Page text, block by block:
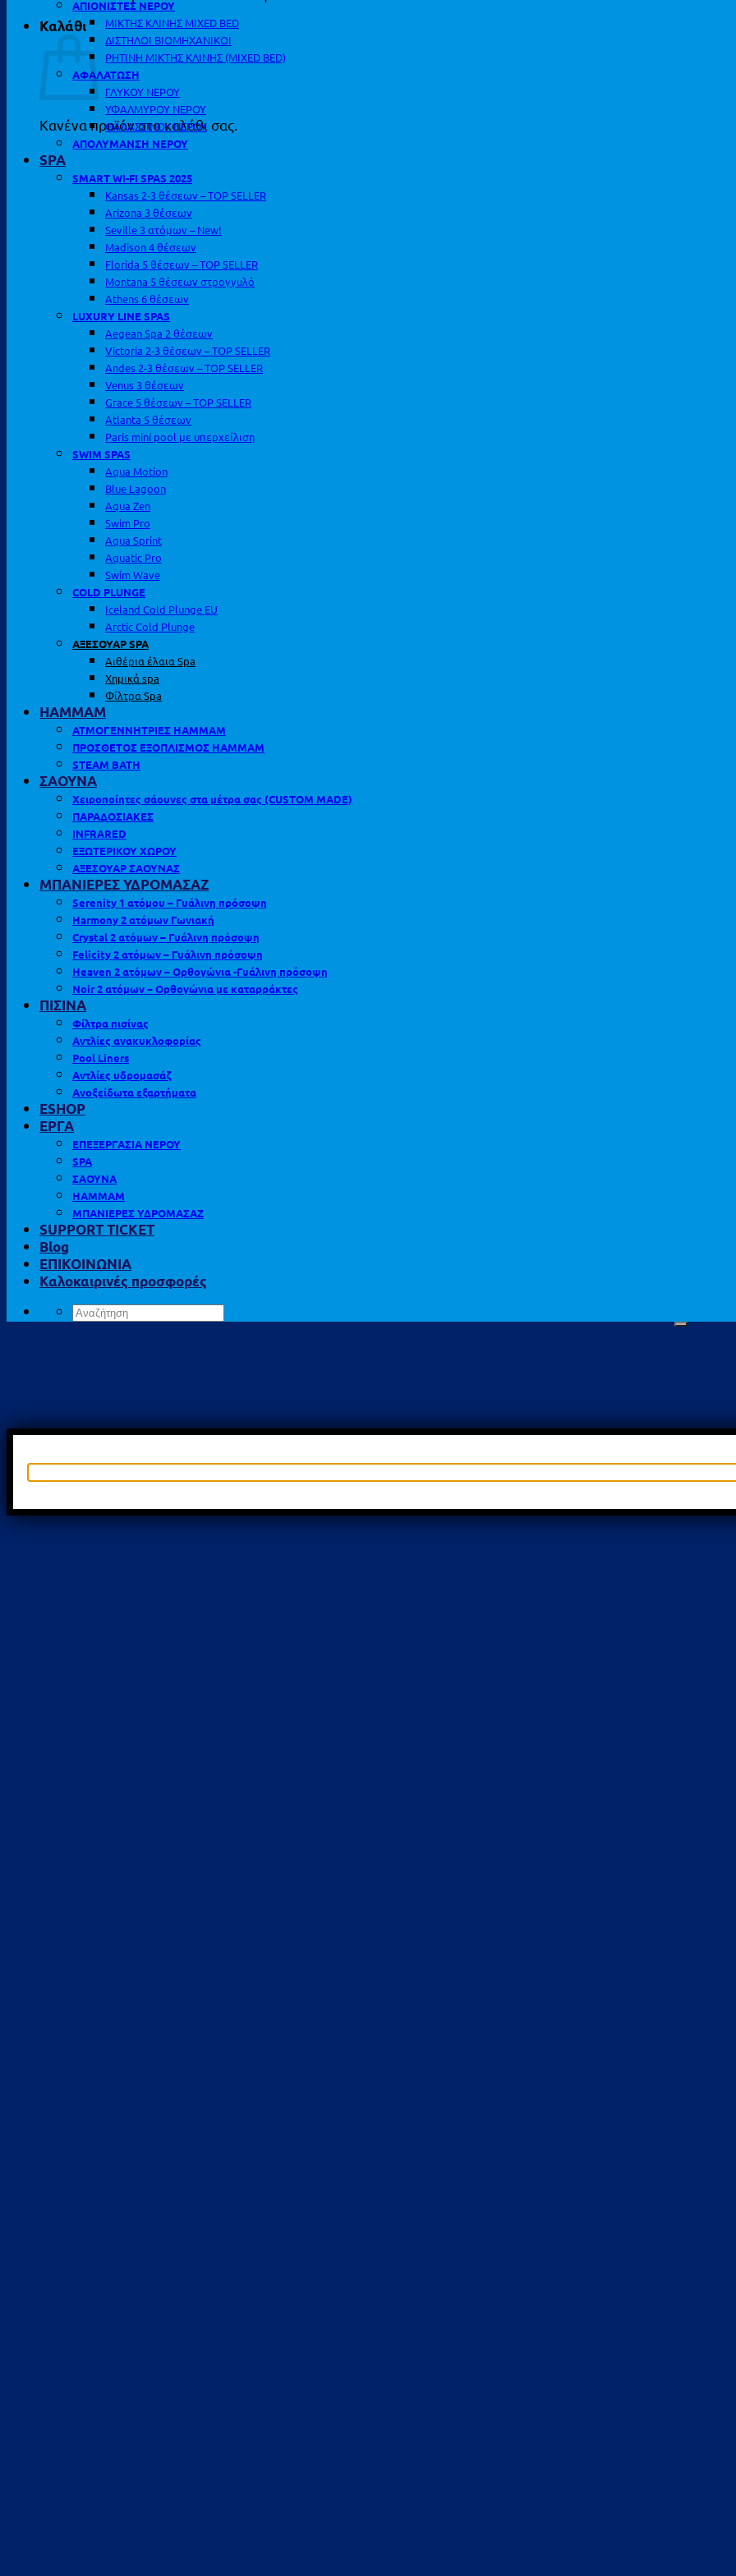
Καλάθι
Κανένα προϊόν στο καλάθι σας.
ΑΠΙΟΝΙΣΤΕΣ ΝΕΡΟΥ
ΜΙΚΤΗΣ ΚΛΙΝΗΣ MIXED BED
ΔΙΣΤΗΛΟΙ ΒΙΟΜΗΧΑΝΙΚΟΙ
ΡΗΤΙΝΗ ΜΙΚΤΗΣ ΚΛΙΝΗΣ (MIXED BED)
ΑΦΑΛΑΤΩΣΗ
ΓΛΥΚΟΥ ΝΕΡΟΥ
ΥΦΑΛΜΥΡΟΥ ΝΕΡΟΥ
ΘΑΛΑΣΣΙΝΟΥ ΝΕΡΟΥ
ΑΠΟΛΥΜΑΝΣΗ ΝΕΡΟΥ
SPA
SMART WI-FI SPAS 2025
Kansas 2-3 θέσεων – TOP SELLER
Arizona 3 θέσεων
Seville 3 ατόμων – New!
Madison 4 θέσεων
Florida 5 θέσεων – TOP SELLER
Montana 5 θέσεων στρογγυλό
Athens 6 θέσεων
LUXURY LINE SPAS
Aegean Spa 2 θέσεων
Victoria 2-3 θέσεων – TOP SELLER
Andes 2-3 θέσεων – TOP SELLER
Venus 3 θέσεων
Grace 5 θέσεων – TOP SELLER
Atlanta 5 θέσεων
Paris mini pool με υπερχείλιση
SWIM SPAS
Aqua Motion
Blue Lagoon
Aqua Zen
Swim Pro
Aqua Sprint
Aquatic Pro
Swim Wave
COLD PLUNGE
Iceland Cold Plunge EU
Arctic Cold Plunge
ΑΞΕΣΟΥΑΡ SPA
Αιθέρια έλαια Spa
Χημικά spa
Φίλτρα Spa
HAMMAM
ΑΤΜΟΓΕΝΝΗΤΡΙΕΣ HAMMAM
ΠΡΟΣΘΕΤΟΣ ΕΞΟΠΛΙΣΜΟΣ HAMMAM
STEAM BATH
ΣΑΟΥΝΑ
Χειροποίητες σάουνες στα μέτρα σας (CUSTOM MADE)
ΠΑΡΑΔΟΣΙΑΚΕΣ
INFRARED
ΕΞΩΤΕΡΙΚΟΥ ΧΩΡΟΥ
ΑΞΕΣΟΥΑΡ ΣΑΟΥΝΑΣ
ΜΠΑΝΙΕΡΕΣ ΥΔΡΟΜΑΣΑΖ
Serenity 1 ατόμου – Γυάλινη πρόσοψη
Harmony 2 ατόμων Γωνιακή
Crystal 2 ατόμων – Γυάλινη πρόσοψη
Felicity 2 ατόμων – Γυάλινη πρόσοψη
Heaven 2 ατόμων – Ορθογώνια -Γυάλινη πρόσοψη
Noir 2 ατόμων – Ορθογώνια με καταρράκτες
ΠΙΣΙΝΑ
Φίλτρα πισίνας
Αντλίες ανακυκλοφορίας
Pool Liners
Αντλίες υδρομασάζ
Ανοξείδωτα εξαρτήματα
ESHOP
ΕΡΓΑ
ΕΠΕΞΕΡΓΑΣΙΑ ΝΕΡΟΥ
SPA
ΣΑΟΥΝΑ
HAMMAM
ΜΠΑΝΙΕΡΕΣ ΥΔΡΟΜΑΣΑΖ
SUPPORT TICKET
Blog
ΕΠΙΚΟΙΝΩΝΙΑ
Καλοκαιρινές προσφορές
Αναζήτηση
για: